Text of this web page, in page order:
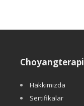
Choyangterapi
Hakkımızda
Sertifikalar